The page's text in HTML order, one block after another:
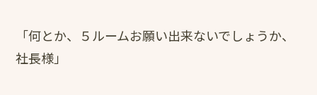
「何とか、５ルームお願い出来ないでしょうか、
社長様」